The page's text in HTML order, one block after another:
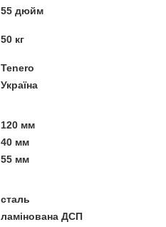
55 дюйм
50 кг
Tenero
Україна
120 мм
40 мм
55 мм
сталь
ламінована ДСП